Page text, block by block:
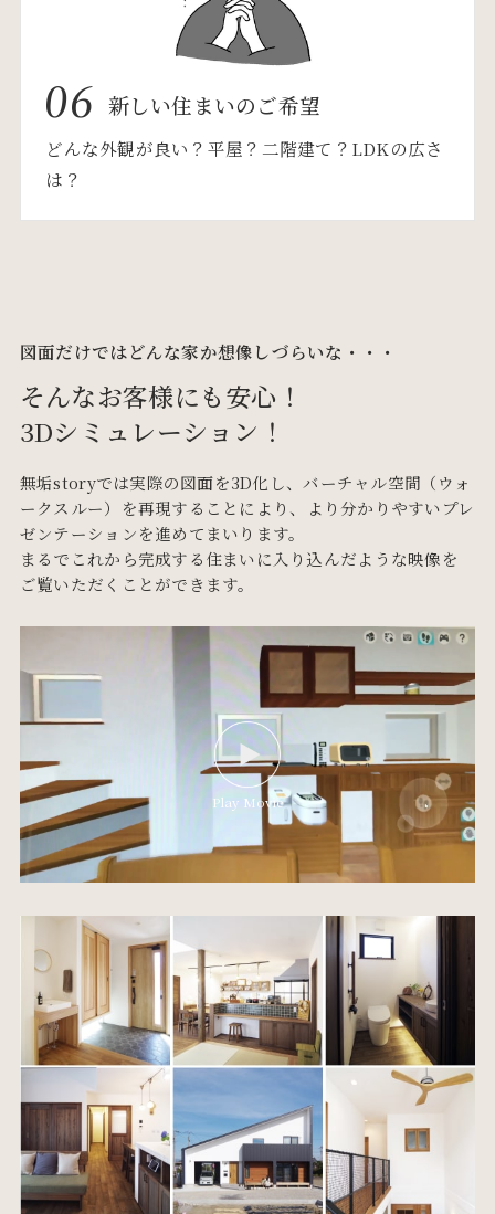
06 新しい住まいのご希望
どんな外観が良い？平屋？二階建て？LDKの広さ
は？
図面だけではどんな家か想像しづらいな・・・
そんなお客様にも安心！
3Dシミュレーション！
無垢storyでは実際の図面を3D化し、バーチャル空間（ウォ
ークスルー）を再現することにより、
より分かりやすいプレ
ゼンテーションを進めてまいります。
まるでこれから完成する住まいに入り込んだような映像を
ご覧いただくことができます。